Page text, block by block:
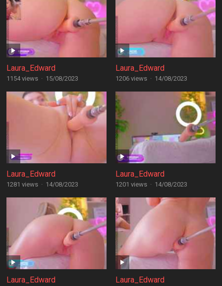
Laura_Edward
1154 views · 15/08/2023
Laura_Edward
1206 views · 14/08/2023
Laura_Edward
1281 views · 14/08/2023
Laura_Edward
1201 views · 14/08/2023
Laura_Edward Laura_Edward